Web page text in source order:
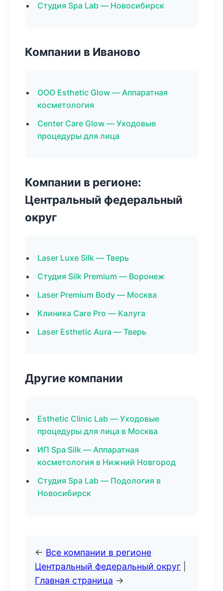
Студия Spa Lab — Новосибирск
Компании в Иваново
ООО Esthetic Glow — Аппаратная
косметология
Center Care Glow — Уходовые
процедуры для лица
Компании в регионе:
Центральный федеральный
округ
Laser Luxe Silk — Тверь
Студия Silk Premium — Воронеж
Laser Premium Body — Москва
Клиника Care Pro — Калуга
Laser Esthetic Aura — Тверь
Другие компании
Esthetic Clinic Lab — Уходовые
процедуры для лица в Москва
ИП Spa Silk — Аппаратная
косметология в Нижний Новгород
Студия Spa Lab — Подология в
Новосибирск
← Все компании в регионе
Центральный федеральный округ
Главная страница →